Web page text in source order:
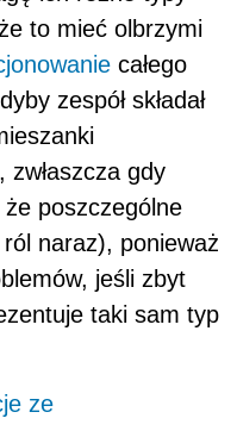
to mieć olbrzymi
całego
zespół składał
gdy
poszczególne
naraz), ponieważ
jeśli zbyt
taki sam typ
ze